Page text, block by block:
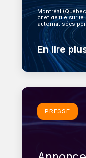
Montréal
chef de file sur
automatisées
En lire
En savoir plus
PRESSE